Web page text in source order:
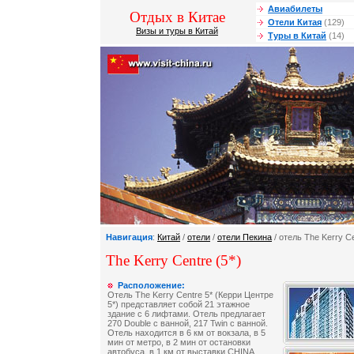
Отдых в Китае
Визы и туры в Китай
Авиабилеты
Отели Китая (129)
Туры в Китай (14)
Навигация: Китай / отели / отели Пекина / отель The Kerry
The Kerry Centre (5*)
Расположение:
Отель The Kerry Centre 5* (Керри Центре
5*) представляет собой 21 этажное
здание с 6 лифтами. Отель предлагает
270 Double с ванной, 217 Twin с ванной.
Отель находится в 6 км от вокзала, в 5
мин от метро, в 2 мин от остановки
автобуса, в 1 км от выставки CHINA